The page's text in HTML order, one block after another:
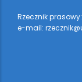
Rzecznik prasowy:
e-mail: